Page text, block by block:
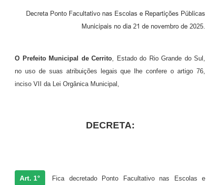
Decreta Ponto Facultativo nas Escolas e Repartições Públicas
Municipais no dia 21 de novembro de 2025.
O Prefeito Municipal de Cerrito, Estado do Rio Grande do Sul,
no uso de suas atribuições legais que lhe confere o artigo 76,
inciso VII da Lei Orgânica Municipal,
DECRETA:
Art. 1° Fica decretado Ponto Facultativo nas Escolas e